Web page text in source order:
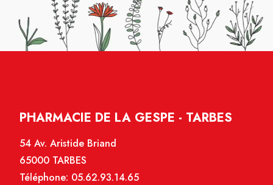
PHARMACIE DE LA GESPE - TARBES
54 Av. Aristide Briand
65000 TARBES
Téléphone: 05.62.93.14.65